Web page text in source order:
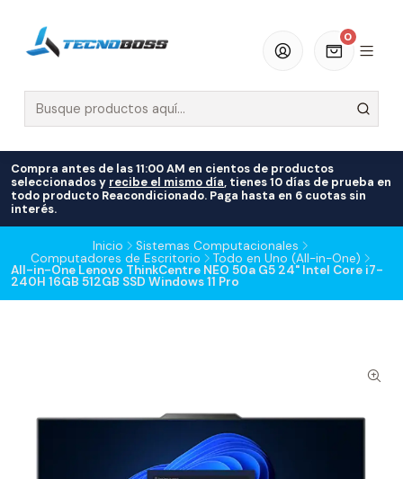
0
Compra antes de las 11:00 AM en cientos de productos
seleccionados y recibe el mismo día, tienes 10 días de prueba en
todo producto Reacondicionado. Paga hasta en 6 cuotas sin
interés.
Inicio
Sistemas Computacionales
Computadores de Escritorio
Todo en Uno (All-in-One)
All-in-One Lenovo ThinkCentre NEO 50a G5 24" Intel Core i7-
240H 16GB 512GB SSD Windows 11 Pro